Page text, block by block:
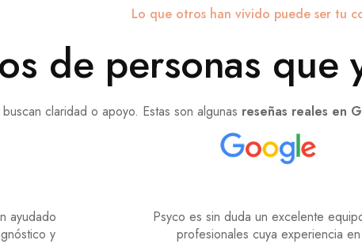
Lo que otros han vivido puede ser tu
de personas que
claridad o apoyo. Estas son algunas reseñas reales en
ayudado
y
Psyco es sin duda un excelente
profesionales cuya experiencia en